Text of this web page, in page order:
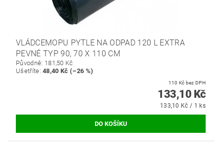
VLÁDCEMOPU PYTLE NA ODPAD 120 L EXTRA
PEVNÉ TYP 90, 70 X 110 CM
Původně: 181,50 Kč
Ušetříte:48,40 Kč (–26 %)
110 Kč bez DPH
133,10 Kč
133,10 Kč / 1 ks